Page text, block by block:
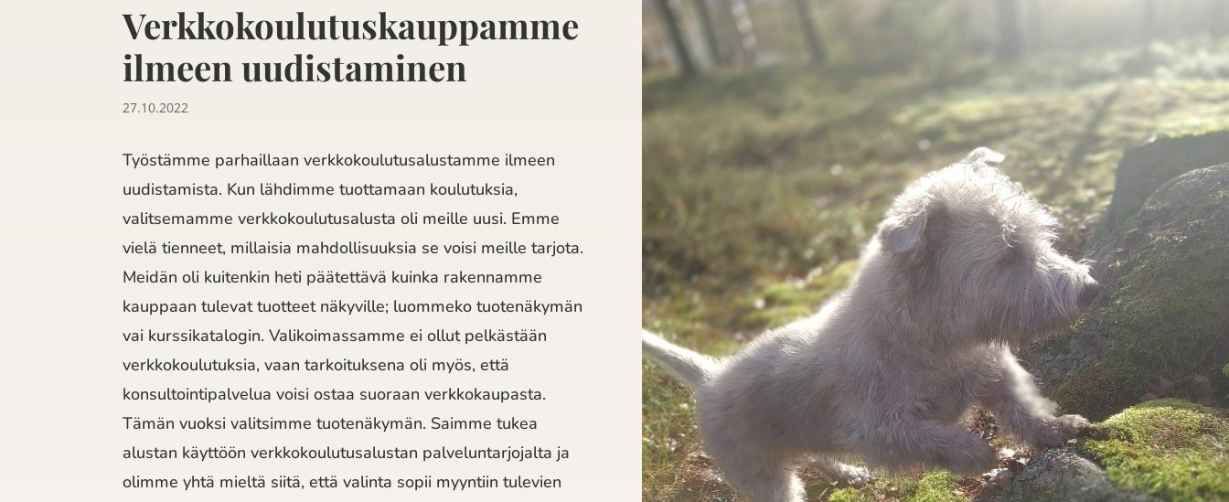
Verkkokoulutuskauppamme
ilmeen uudistaminen
27.10.2022
Työstämme parhaillaan verkkokoulutusalustamme ilmeen
uudistamista. Kun lähdimme tuottamaan koulutuksia,
valitsemamme verkkokoulutusalusta oli meille uusi. Emme
vielä tienneet, millaisia mahdollisuuksia se voisi meille tarjota.
Meidän oli kuitenkin heti päätettävä kuinka rakennamme
kauppaan tulevat tuotteet näkyville; luommeko tuotenäkymän
vai kurssikatalogin. Valikoimassamme ei ollut pelkästään
verkkokoulutuksia, vaan tarkoituksena oli myös, että
konsultointipalvelua voisi ostaa suoraan verkkokaupasta.
Tämän vuoksi valitsimme tuotenäkymän. Saimme tukea
alustan käyttöön verkkokoulutusalustan palveluntarjojalta ja
olimme yhtä mieltä siitä, että valinta sopii myyntiin tulevien